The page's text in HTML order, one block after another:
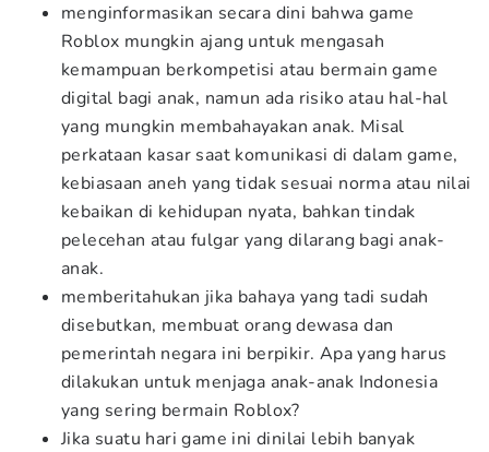
menginformasikan secara dini bahwa game
Roblox mungkin ajang untuk mengasah
kemampuan berkompetisi atau bermain game
digital bagi anak, namun ada risiko atau hal-hal
yang mungkin membahayakan anak. Misal
perkataan kasar saat komunikasi di dalam game,
kebiasaan aneh yang tidak sesuai norma atau nilai
kebaikan di kehidupan nyata, bahkan tindak
pelecehan atau fulgar yang dilarang bagi anak-
anak.
memberitahukan jika bahaya yang tadi sudah
disebutkan, membuat orang dewasa dan
pemerintah negara ini berpikir. Apa yang harus
dilakukan untuk menjaga anak-anak Indonesia
yang sering bermain Roblox?
Jika suatu hari game ini dinilai lebih banyak